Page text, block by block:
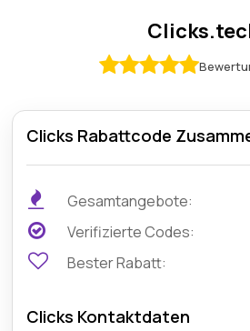
Clicks Rabattcode
Gesamtangebote:
Verifizierte Codes:
Bester Rabatt:
Clicks Kontaktdaten